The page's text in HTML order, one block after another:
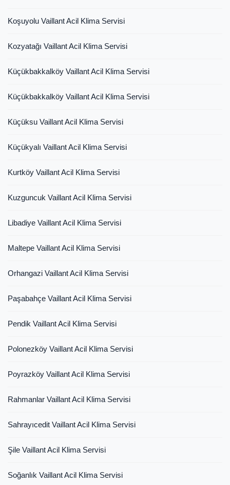
Koşuyolu Vaillant Acil Klima Servisi
Kozyatağı Vaillant Acil Klima Servisi
Küçükbakkalköy Vaillant Acil Klima Servisi
Küçükbakkalköy Vaillant Acil Klima Servisi
Küçüksu Vaillant Acil Klima Servisi
Küçükyalı Vaillant Acil Klima Servisi
Kurtköy Vaillant Acil Klima Servisi
Kuzguncuk Vaillant Acil Klima Servisi
Libadiye Vaillant Acil Klima Servisi
Maltepe Vaillant Acil Klima Servisi
Orhangazi Vaillant Acil Klima Servisi
Paşabahçe Vaillant Acil Klima Servisi
Pendik Vaillant Acil Klima Servisi
Polonezköy Vaillant Acil Klima Servisi
Poyrazköy Vaillant Acil Klima Servisi
Rahmanlar Vaillant Acil Klima Servisi
Sahrayıcedit Vaillant Acil Klima Servisi
Şile Vaillant Acil Klima Servisi
Soğanlık Vaillant Acil Klima Servisi